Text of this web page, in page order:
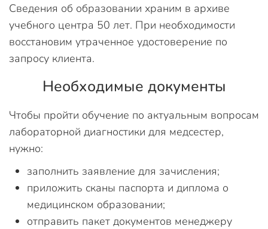
Сведения об образовании храним в архиве
учебного центра 50 лет. При необходимости
восстановим утраченное удостоверение по
запросу клиента.
Необходимые документы
Чтобы пройти обучение по актуальным вопросам
лабораторной диагностики для медсестер,
нужно:
заполнить заявление для зачисления;
приложить сканы паспорта и диплома о
медицинском образовании;
отправить пакет документов менеджеру